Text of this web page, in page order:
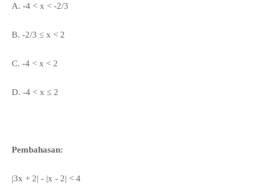
A. -4 < x < -2/3
B. -2/3 ≤ x < 2
C. -4 < x < 2
D. -4 < x ≤ 2
Pembahasan:
|3x + 2| - |x - 2| < 4